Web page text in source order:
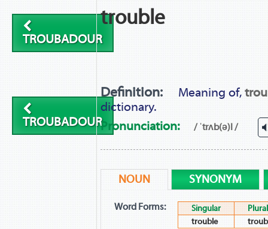
TROUBADOUR
TROUBADOUR
trouble
Definition: Meaning of,
dictionary.
Pronunciation:
/ ˈtrʌb(ə)l /
NOUN SYNONYM
Word Forms: Singular
Plural
trouble